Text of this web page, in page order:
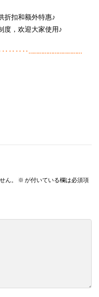
折扣和额外特惠♪
制度，欢迎大家使用♪
ん。 ※ が付いている欄は必須項